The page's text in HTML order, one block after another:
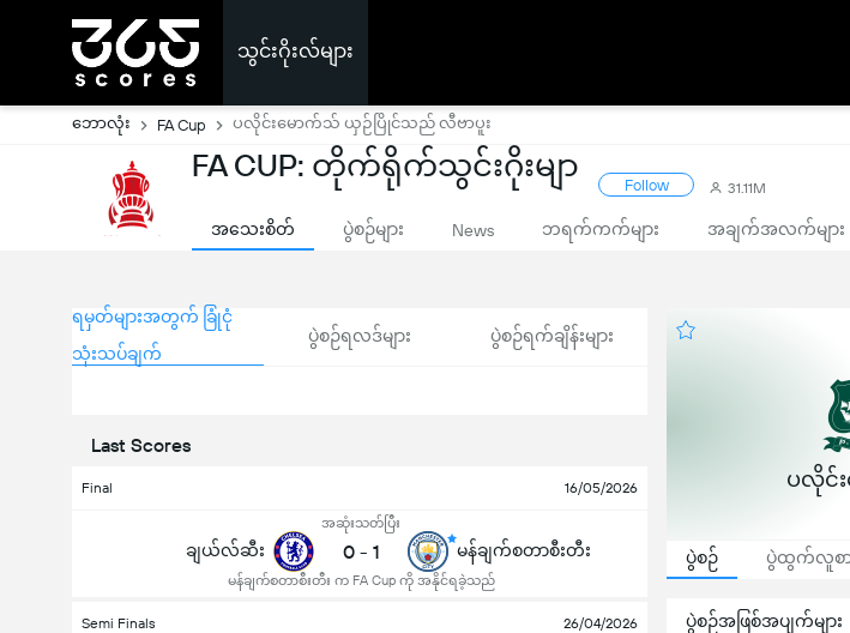
သွင်းဂိုးလ်များ
ဘောလုံး FA Cup ပလိုင်းမောက်သ် ယှဉ်ပြိုင်သည် လီဗာပူး
FA CUP: တိုက်ရိုက်သွင်းဂိုးမျာ
Follow 31.11M
အသေးစိတ် ပွဲစဉ်များ News ဘရက်ကက်များ အချက်အလက်များ
ရမှတ်များအတွက် ခြုံငုံ
သုံးသပ်ချက်
ပွဲစဉ်ရလဒ်များ ပွဲစဉ်ရက်ချိန်းများ
Last Scores
Final 16/05/2026
ချယ်လ်ဆီး
အဆုံးသတ်ပြီး
0 - 1
မန်ချက်စတာစီးတီး က FA Cup ကို အနိုင်ရခဲ့သည်
မန်ချက်စတာစီးတီး
Semi Finals 26/04/2026
ပလိုင်
ပွဲစဉ် ပွဲထွက်လူစာရ
ပွဲစဉ်အဖြစ်အပျက်များ